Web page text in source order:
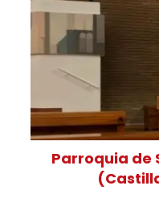
Parroquia de